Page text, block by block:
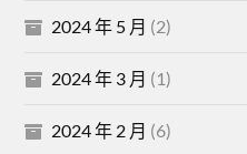
2024 年 5 月 (2)
2024 年 3 月 (1)
2024 年 2 月 (6)